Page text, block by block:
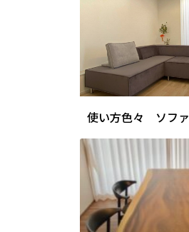
使い方色々 ソファ